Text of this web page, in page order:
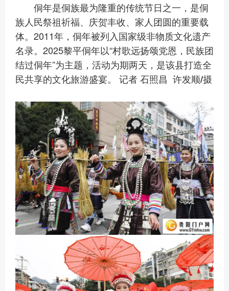
侗年是侗族最为隆重的传统节日之一，是侗
族人民祭祖祈福、庆贺丰收、家人团圆的重要载
体。2011年，侗年被列入国家级非物质文化遗产
名录。2025黎平侗年以“村歌远扬颂党恩，民族团
结过侗年”为主题，活动为期两天，是该县打造全
民共享的文化旅游盛宴。 记者 石照昌 许发顺/摄